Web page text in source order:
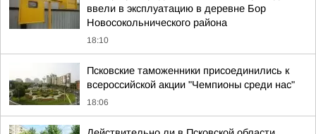
ввели в эксплуатацию в деревне Бор
Новосокольнического района
18:10
Псковские таможенники присоединились к
всероссийской акции "Чемпионы среди нас"
18:06